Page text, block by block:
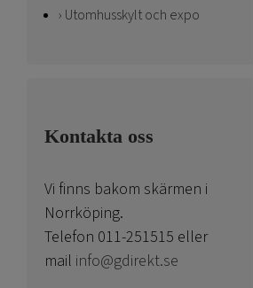
Utomhusskylt och expo
Kontakta oss
Vi finns bakom skärmen i
Norrköping.
Telefon 011-251515 eller
mail info@gdirekt.se